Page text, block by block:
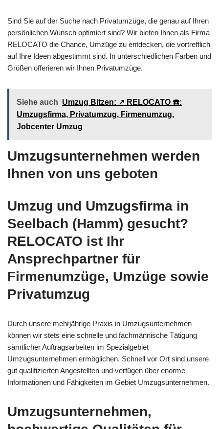
Sind Sie auf der Suche nach Privatumzüge, die genau auf Ihren
persönlichen Wunsch optimiert sind? Wir bieten Ihnen als Firma
RELOCATO die Chance, Umzüge zu entdecken, die vortrefflich
auf Ihre Ideen abgestimmt sind. In unterschiedlichen Farben und
Größen offerieren wir Ihnen Privatumzüge.
Siehe auch Umzug Bitzen: ↗️ RELOCATO ☎️:
Umzugsfirma, Privatumzug, Firmenumzug,
Jobcenter Umzug
Umzugsunternehmen werden
Ihnen von uns geboten
Umzug und Umzugsfirma in
Seelbach (Hamm) gesucht?
RELOCATO ist Ihr
Ansprechpartner für
Firmenumzüge, Umzüge sowie
Privatumzug
Durch unsere mehrjährige Praxis in Umzugsunternehmen
können wir stets eine schnelle und fachmännische Tätigung
sämtlicher Auftragsarbeiten im Spezialgebiet
Umzugsunternehmen ermöglichen. Schnell vor Ort sind unsere
gut qualifizierten Angestellten und verfügen über enorme
Informationen und Fähigkeiten im Gebiet Umzugsunternehmen.
Umzugsunternehmen,